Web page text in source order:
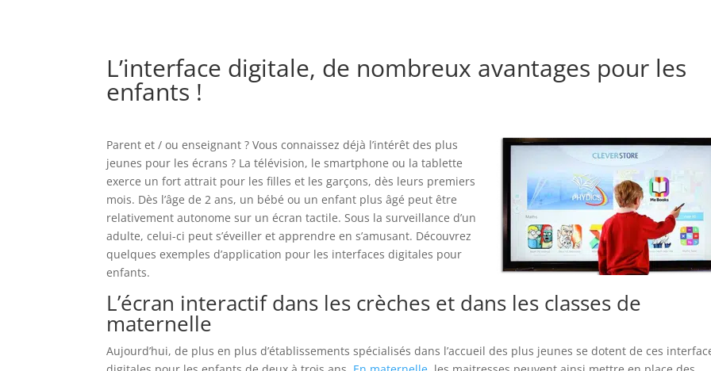
L’interface digitale, de nombreux avantages pour les
enfants !
Parent et / ou enseignant ? Vous connaissez déjà l’intérêt des plus
jeunes pour les écrans ? La télévision, le smartphone ou la tablette
exerce un fort attrait pour les filles et les garçons, dès leurs premiers
mois. Dès l’âge de 2 ans, un bébé ou un enfant plus âgé peut être
relativement autonome sur un écran tactile. Sous la surveillance d’un
adulte, celui-ci peut s’éveiller et apprendre en s’amusant. Découvrez
quelques exemples d’application pour les interfaces digitales pour
enfants.
L’écran interactif dans les crèches et dans les classes de
maternelle
Aujourd’hui, de plus en plus d’établissements spécialisés dans l’accueil des plus jeunes se dotent de ces